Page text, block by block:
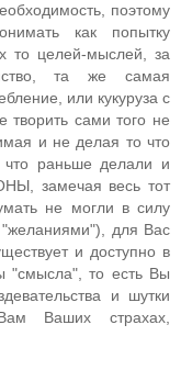
поэтому
как попытку
то целей-мыслей, за
та же самая
или кукуруза с
творить сами того не
и не делая то что
раньше делали и
замечая весь тот
не могли в силу
"желаниями"), для Вас
и доступно в
"смысла", то есть Вы
и шутки
Ваших страхах,